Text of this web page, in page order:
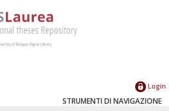
Login
STRUMENTI DI NAVIGAZIONE